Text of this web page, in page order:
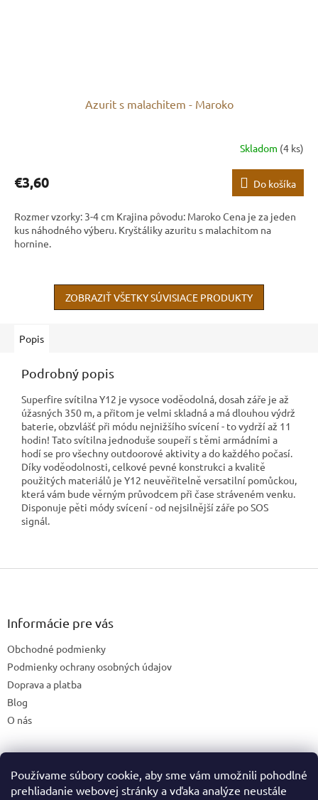
Používame súbory cookie, aby sme vám umožnili pohodlné
prehliadanie webovej stránky a vďaka analýze neustále
Azurit s malachitem - Maroko
Skladom (4 ks)
€3,60 Do košíka
Rozmer vzorky: 3-4 cm Krajina pôvodu: Maroko Cena je za jeden
kus náhodného výberu. Kryštáliky azuritu s malachitom na
hornine.
ZOBRAZIŤ VŠETKY SÚVISIACE PRODUKTY
Popis
Podrobný popis
Superfire svítilna Y12 je vysoce voděodolná, dosah záře je až
úžasných 350 m, a přitom je velmi skladná a má dlouhou výdrž
baterie, obzvlášť při módu nejnižšího svícení - to vydrží až 11
hodin! Tato svítilna jednoduše soupeří s těmi armádními a
hodí se pro všechny outdoorové aktivity a do každého počasí.
Díky voděodolnosti, celkové pevné konstrukci a kvalitě
použitých materiálů je Y12 neuvěřitelně versatilní pomůckou,
která vám bude věrným průvodcem při čase stráveném venku.
Disponuje pěti módy svícení - od nejsilnější záře po SOS
signál.
Z
Informácie pre vás
Obchodné podmienky
Podmienky ochrany osobných údajov
Doprava a platba
Blog
O nás
České stránky